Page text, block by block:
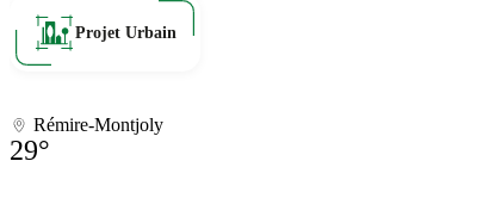
Projet Urbain
Rémire-Montjoly
29°